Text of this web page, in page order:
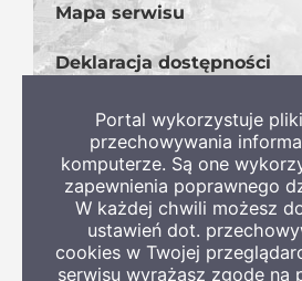
Mapa serwisu
Deklaracja dostępności
Portal wykorzystuje
przechowywania
komputerze. Są one
zapewnienia poprawnego
W każdej chwili możesz
ustawień dot.
cookies w Twojej
serwisu wyrażasz zgodę na